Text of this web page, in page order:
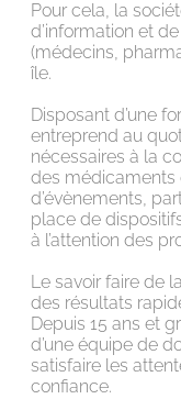
Pour cela, la
d’information et
(médecins,
île.
Disposant d’une
entreprend au
nécessaires à la
des médicaments
d’évènements,
place de
à l’attention des
Le savoir faire de
des résultats
Depuis 15 ans et
d’une équipe de
satisfaire les
confiance.